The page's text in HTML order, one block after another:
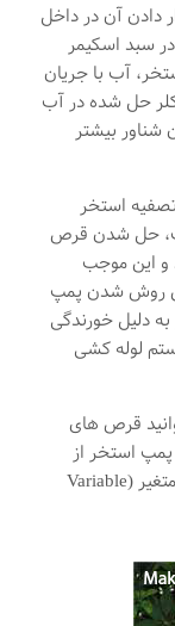
دادن آن در داخل
سبد اسکیمر
آب با جریان
حل شده در آب
شناور بیشتر
استخر
حل شدن قرص
و این موجب
روش شدن پمپ
دلیل خورندگی
لوله کشی
قرص های
استخر از
داخل اسکیمر برداشته و یا از پمپ های با دور متغیر (Variable